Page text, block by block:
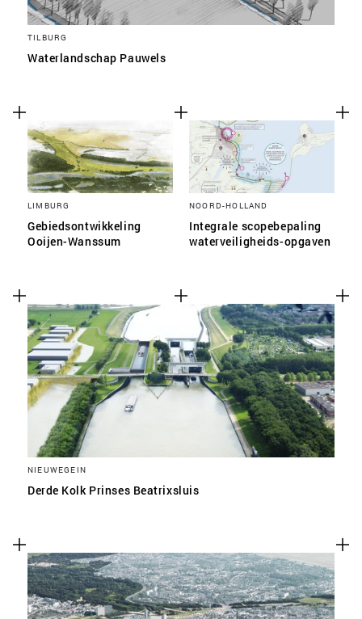
TILBURG
Waterlandschap Pauwels
LIMBURG
Gebiedsontwikkeling
Ooijen-Wanssum
NOORD-HOLLAND
Integrale scopebepaling
waterveiligheids-opgaven
NIEUWEGEIN
Derde Kolk Prinses Beatrixsluis